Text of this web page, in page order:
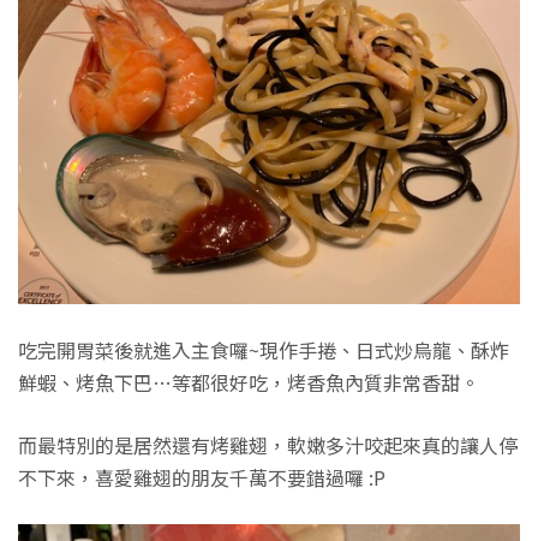
吃完開胃菜後就進入主食囉~現作手捲、日式炒烏龍、酥炸
鮮蝦、烤魚下巴…等都很好吃，烤香魚內質非常香甜。
而最特別的是居然還有烤雞翅，軟嫩多汁咬起來真的讓人停
不下來，喜愛雞翅的朋友千萬不要錯過囉 :P